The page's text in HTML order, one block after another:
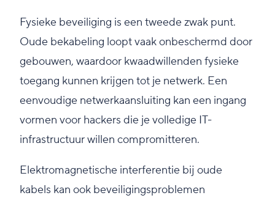
Fysieke beveiliging is een tweede zwak punt.
Oude bekabeling loopt vaak onbeschermd door
gebouwen, waardoor kwaadwillenden fysieke
toegang kunnen krijgen tot je netwerk. Een
eenvoudige netwerkaansluiting kan een ingang
vormen voor hackers die je volledige IT-
infrastructuur willen compromitteren.
Elektromagnetische interferentie bij oude
kabels kan ook beveiligingsproblemen